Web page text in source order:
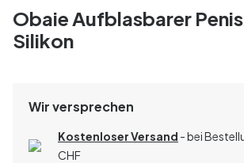
Obaie Aufblasbarer
Silikon
Wir versprechen
Kostenloser Versand - bei
CHF